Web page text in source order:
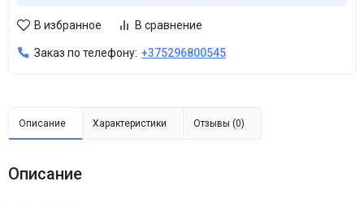
В избранное В сравнение
Заказ по телефону: +375296800545
Описание Характеристики Отзывы (0)
Описание